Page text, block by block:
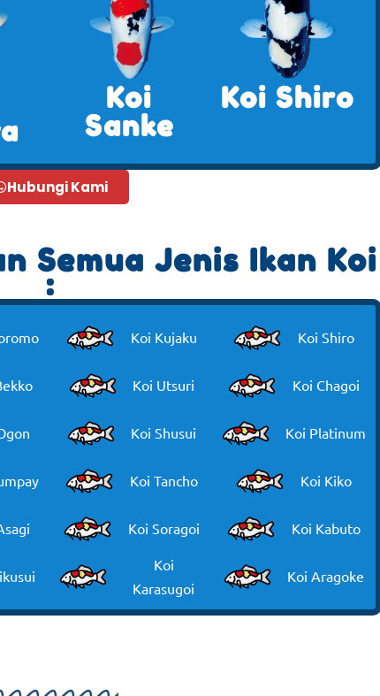
Koi
Sanke
Koi Shiro
Hubungi Kami
Semua Jenis Ikan Koi
:
Koi Kujaku
Koi Utsuri
Koi Shusui
Koi Tancho
Koi Soragoi
Koi
Karasugoi
Koi Shiro
Koi Chagoi
Koi Platinum
Koi Kiko
Koi Kabuto
Koi Aragoke